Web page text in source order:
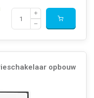
opbouw